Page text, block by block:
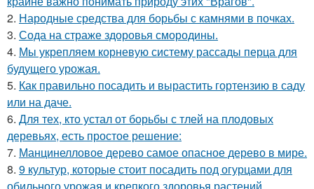
2. Народные средства для борьбы с камнями в почках.
3. Сода на страже здоровья смородины.
4. Мы укрепляем корневую систему рассады перца для
будущего урожая.
5. Как правильно посадить и вырастить гортензию в саду
или на даче.
6. Для тех, кто устал от борьбы с тлей на плодовых
деревьях, есть простое решение:
7. Манцинелловое дерево самое опасное дерево в мире.
8. 9 культур, которые стоит посадить под огурцами для